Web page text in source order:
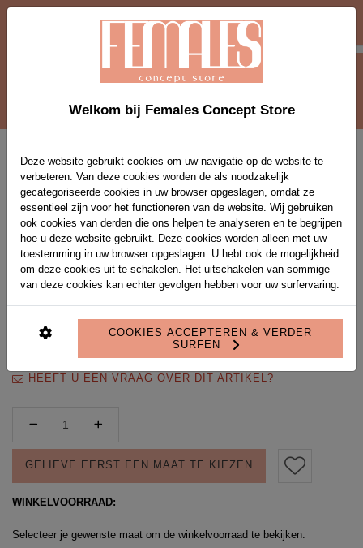
STUKS MET VOUCHERCODE EXTRA10
MARCHA T SHIRT
Artikel code:S26C08307 MARCHA Uitverkocht
€ 49,00 € 19,60
KLEUR: 60CHOCO
MAAT:*
3
HEEFT U EEN VRAAG OVER DIT ARTIKEL?
GELIEVE EERST EEN MAAT TE KIEZEN
WINKELVOORRAAD:
Selecteer je gewenste maat om de winkelvoorraad te bekijken.
Welkom bij Females Concept Store
Deze website gebruikt cookies om uw navigatie op de website te
verbeteren. Van deze cookies worden de als noodzakelijk
gecategoriseerde cookies in uw browser opgeslagen, omdat ze
essentieel zijn voor het functioneren van de website. Wij gebruiken
ook cookies van derden die ons helpen te analyseren en te begrijpen
hoe u deze website gebruikt. Deze cookies worden alleen met uw
toestemming in uw browser opgeslagen. U hebt ook de mogelijkheid
om deze cookies uit te schakelen. Het uitschakelen van sommige
van deze cookies kan echter gevolgen hebben voor uw surfervaring.
COOKIES ACCEPTEREN & VERDER
SURFEN